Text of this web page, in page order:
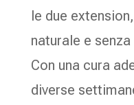
le due
naturale e
Con una cura
diverse